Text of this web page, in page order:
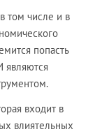
том числе и в
попасть
являются
входит в
влиятельных